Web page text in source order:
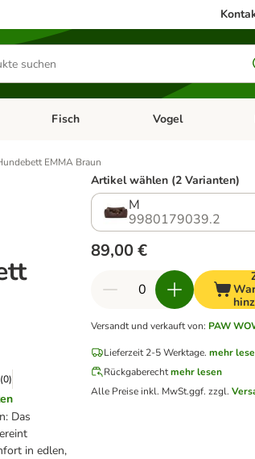
öffnen: Hundefutter & Zubehör
Kategorie-Menü öffnen: Kleintier
Fisch Kategorie-Menü
Vogel
EMMA Braun
(0)
Das
in edlen,
Artikel wählen (2 Varianten)
M
9980179039.2
89,00 €
Versandt und verkauft von: PAW
Lieferzeit 2-5 Werktage. mehr
Rückgaberecht mehr lesen
Alle Preise inkl. MwSt.ggf. zzgl.